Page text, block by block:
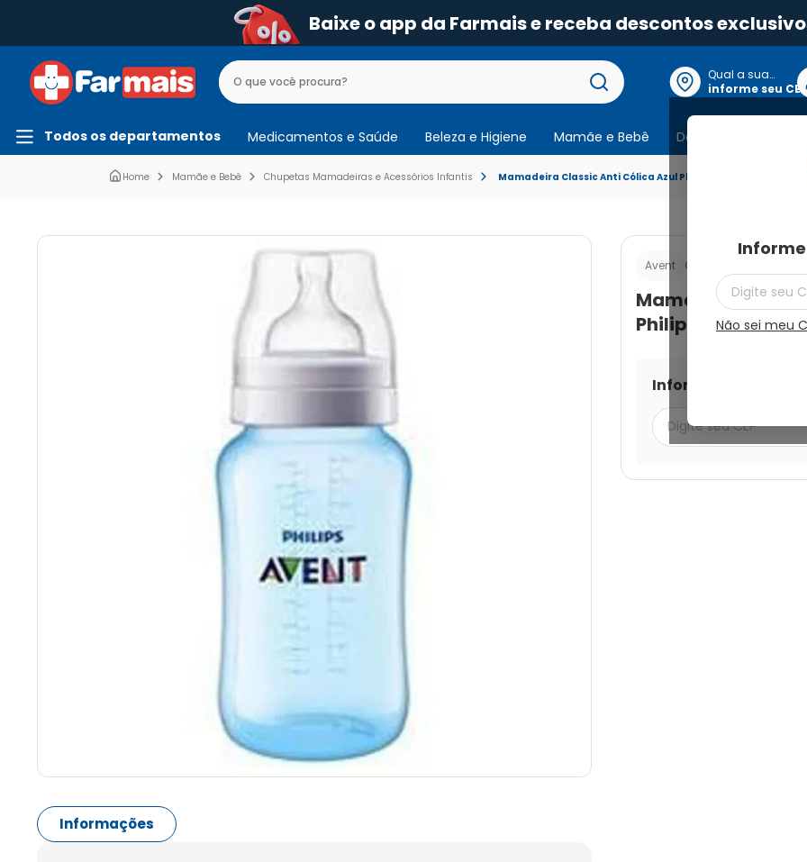
Baixe o app da Farmais e receba descontos
Qual a sua
localização?
informe seu CEP
Não sei meu
Todos os departamentos Medicamentos e Saúde Beleza e Higiene Mamãe e Bebê Dermocosmeticos
Mamãe e Bebê Chupetas Mamadeiras e Acessórios Infantis Mamadeira Classic Anti Cólica Azul Philips Avent 330ml
Informações
Avent Cod.:
Mamadeira
Philips Avent
Informe seu CEP